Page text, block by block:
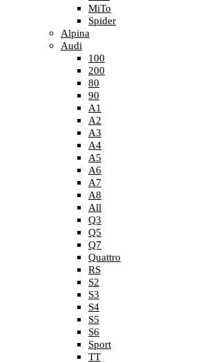
MiTo
Spider
Alpina
Audi
100
200
80
90
A1
A2
A3
A4
A5
A6
A7
A8
All
Q3
Q5
Q7
Quattro
RS
S2
S3
S4
S5
S6
Sport
TT